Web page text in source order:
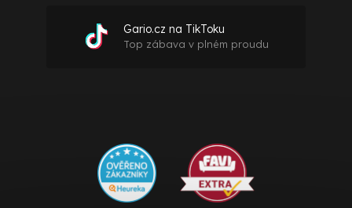
Gario.cz na TikToku
Top zábava v plném proudu